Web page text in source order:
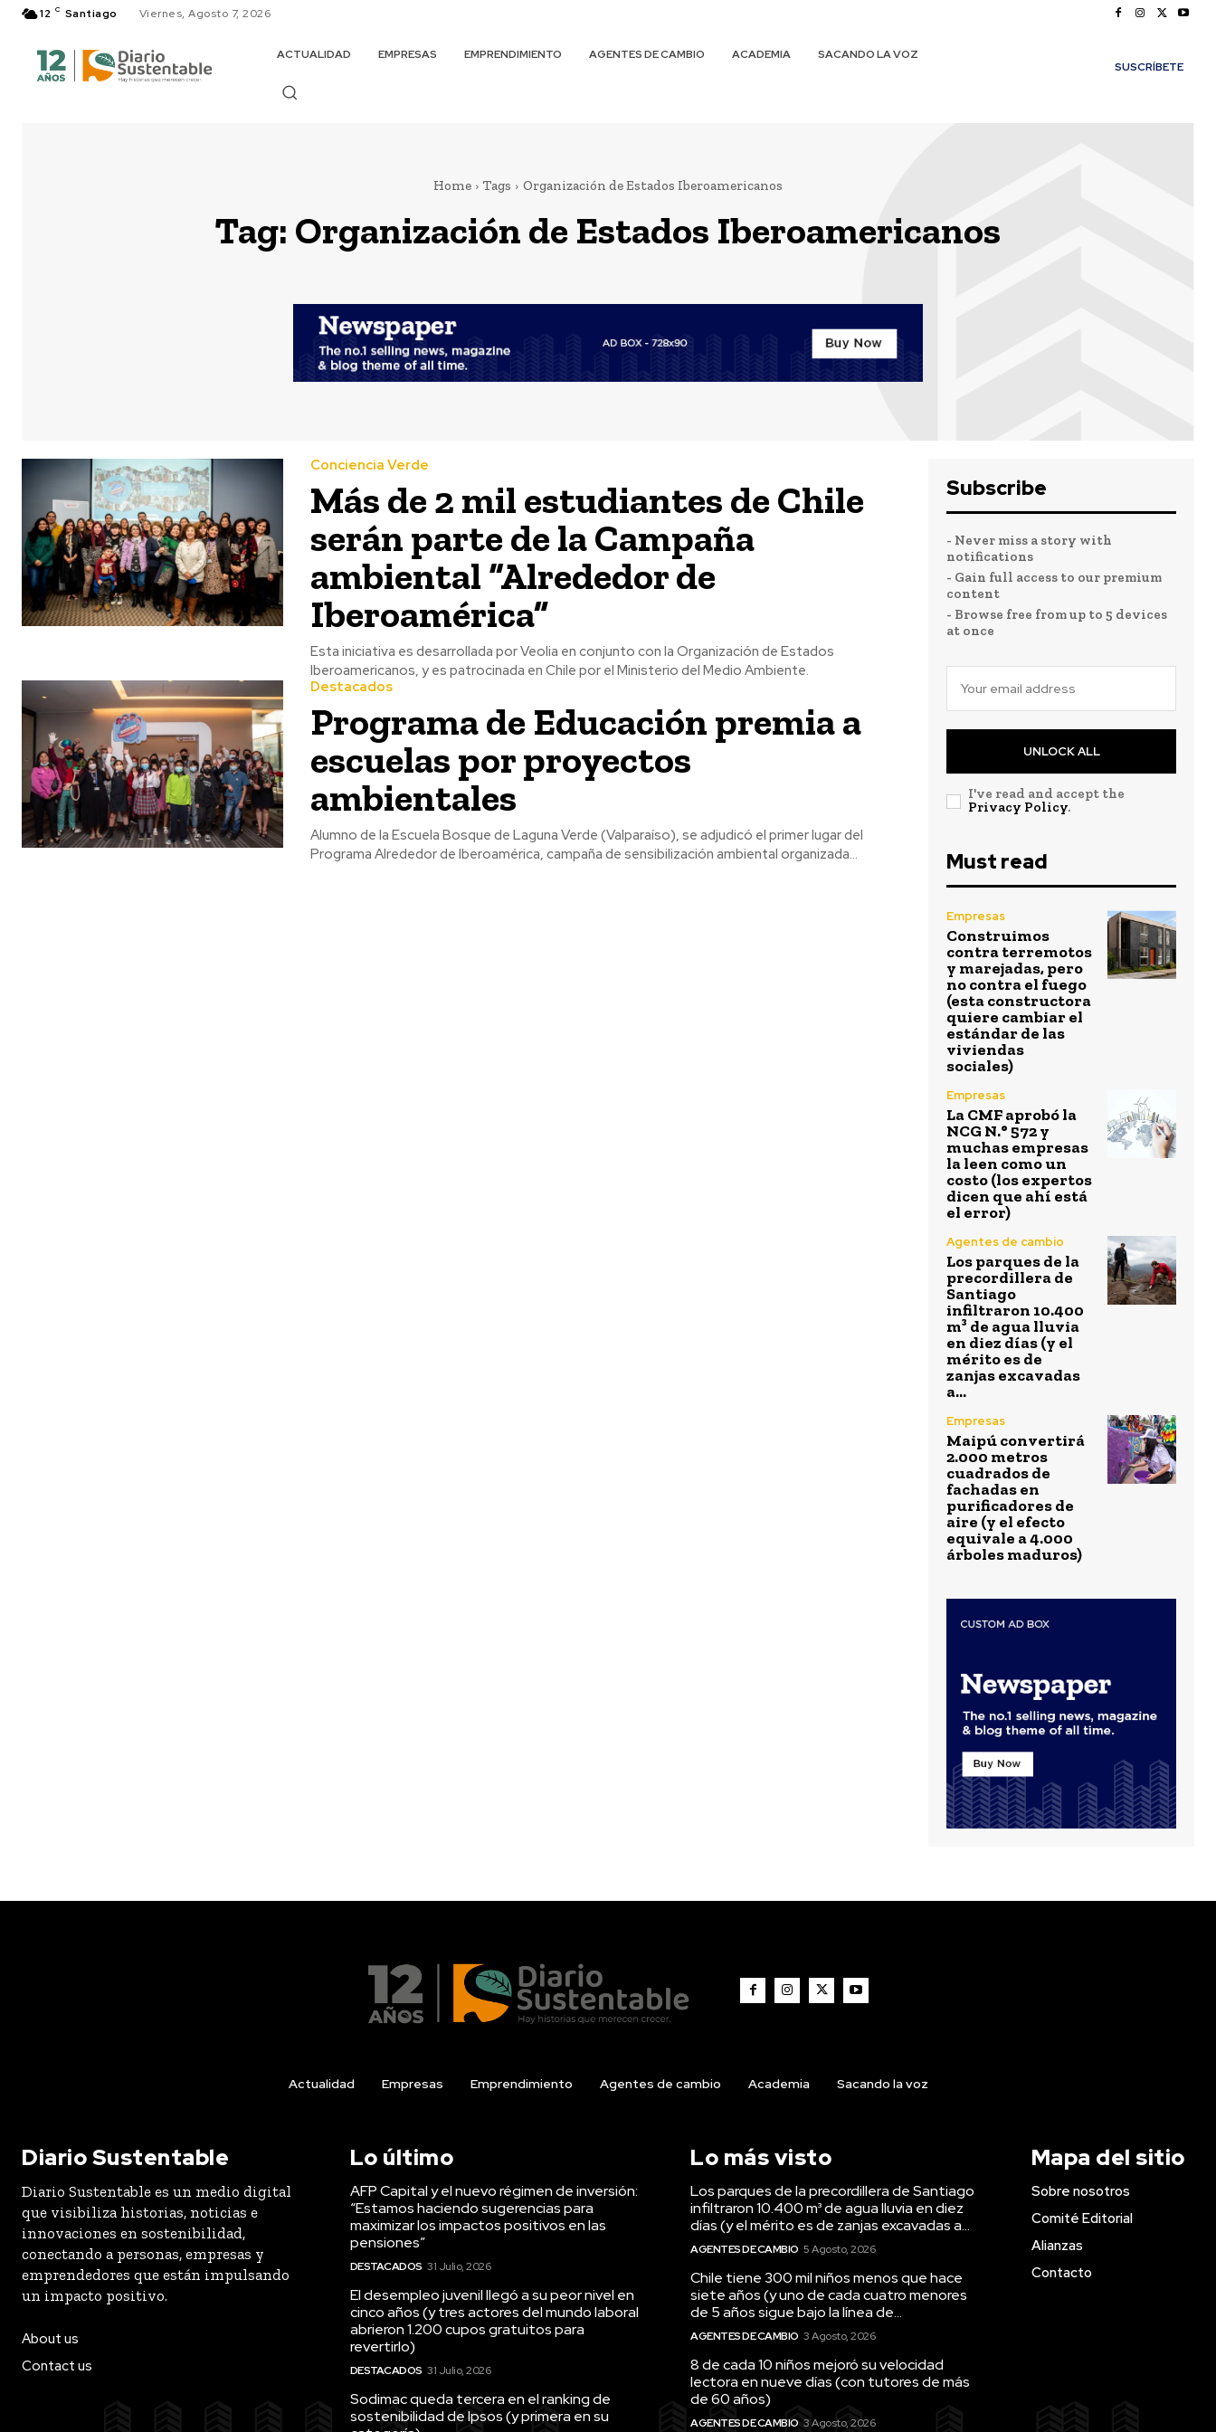
12 C Santiago Viernes, Agosto 7, 2026
ACTUALIDAD EMPRESAS EMPRENDIMIENTO AGENTES DE CAMBIO ACADEMIA
SACANDO LA VOZ
SUSCRÍBETE
Home Tags Organización de Estados Iberoamericanos
Tag: Organización de Estados Iberoamericanos
Conciencia Verde
Más de 2 mil estudiantes de Chile
serán parte de la Campaña
ambiental “Alrededor de
Iberoamérica”
Esta iniciativa es desarrollada por Veolia en conjunto con la Organización de Estados
Iberoamericanos, y es patrocinada en Chile por el Ministerio del Medio Ambiente.
Destacados
Programa de Educación premia a
escuelas por proyectos
ambientales
Alumno de la Escuela Bosque de Laguna Verde (Valparaíso), se adjudicó el primer lugar del
Programa Alrededor de Iberoamérica, campaña de sensibilización ambiental organizada...
Subscribe
- Never miss a story with
notifications
- Gain full access to our premium
content
- Browse free from up to 5 devices
at once
UNLOCK ALL
I've read and accept the
Privacy Policy.
Must read
Empresas
Construimos
contra terremotos
y marejadas, pero
no contra el fuego
(esta constructora
quiere cambiar el
estándar de las
viviendas
sociales)
Empresas
La CMF aprobó la
NCG N.° 572 y
muchas empresas
la leen como un
costo (los expertos
dicen que ahí está
el error)
Agentes de cambio
Los parques de la
precordillera de
Santiago
infiltraron 10.400
m³ de agua lluvia
en diez días (y el
mérito es de
zanjas excavadas
a...
Empresas
Maipú convertirá
2.000 metros
cuadrados de
fachadas en
purificadores de
aire (y el efecto
equivale a 4.000
árboles maduros)
Actualidad Empresas Emprendimiento Agentes de cambio Academia Sacando la voz
Diario Sustentable
Diario Sustentable es un medio digital
que visibiliza historias, noticias e
innovaciones en sostenibilidad,
conectando a personas, empresas y
emprendedores que están impulsando
un impacto positivo.
About us
Contact us
Lo último
AFP Capital y el nuevo régimen de inversión:
“Estamos haciendo sugerencias para
maximizar los impactos positivos en las
pensiones”
DESTACADOS 31 Julio, 2026
El desempleo juvenil llegó a su peor nivel en
cinco años (y tres actores del mundo laboral
abrieron 1.200 cupos gratuitos para
revertirlo)
DESTACADOS 31 Julio, 2026
Sodimac queda tercera en el ranking de
sostenibilidad de Ipsos (y primera en su
Lo más visto
Los parques de la precordillera de Santiago
infiltraron 10.400 m³ de agua lluvia en diez
días (y el mérito es de zanjas excavadas a...
AGENTES DE CAMBIO 5 Agosto, 2026
Chile tiene 300 mil niños menos que hace
siete años (y uno de cada cuatro menores
de 5 años sigue bajo la línea de...
AGENTES DE CAMBIO 3 Agosto, 2026
8 de cada 10 niños mejoró su velocidad
lectora en nueve días (con tutores de más
de 60 años)
AGENTES DE CAMBIO 3 Agosto, 2026
Mapa del sitio
Sobre nosotros
Comité Editorial
Alianzas
Contacto